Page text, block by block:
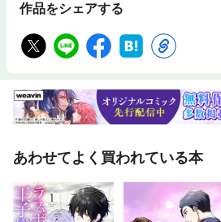
作品をシェアする
あわせてよく買われている本